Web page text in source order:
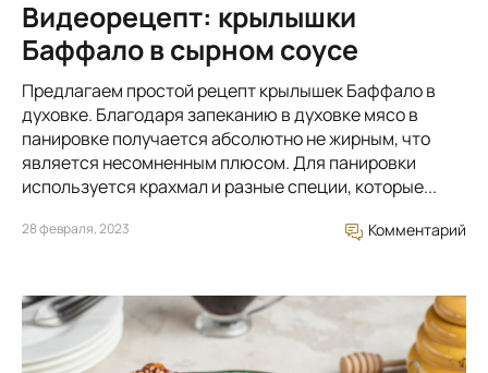
Видеорецепт: крылышки
Баффало в сырном соусе
Предлагаем простой рецепт крылышек Баффало в
духовке. Благодаря запеканию в духовке мясо в
панировке получается абсолютно не жирным, что
является несомненным плюсом. Для панировки
используется крахмал и разные специи, которые...
28 февраля, 2023 Комментарий